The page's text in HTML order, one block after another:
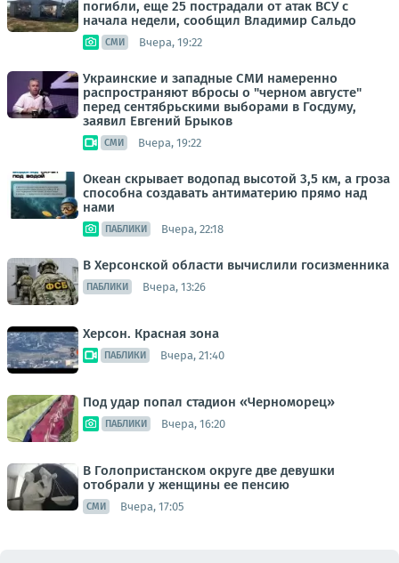
погибли, еще 25 пострадали от атак ВСУ с
начала недели, сообщил Владимир Сальдо
СМИ Вчера, 19:22
Украинские и западные СМИ намеренно
распространяют вбросы о "черном августе"
перед сентябрьскими выборами в Госдуму,
заявил Евгений Брыков
СМИ Вчера, 19:22
Океан скрывает водопад высотой 3,5 км, а гроза
способна создавать антиматерию прямо над
нами
ПАБЛИКИ Вчера, 22:18
В Херсонской области вычислили госизменника
ПАБЛИКИ Вчера, 13:26
Херсон. Красная зона
ПАБЛИКИ Вчера, 21:40
Под удар попал стадион «Черноморец»
ПАБЛИКИ Вчера, 16:20
В Голопристанском округе две девушки
отобрали у женщины ее пенсию
СМИ Вчера, 17:05